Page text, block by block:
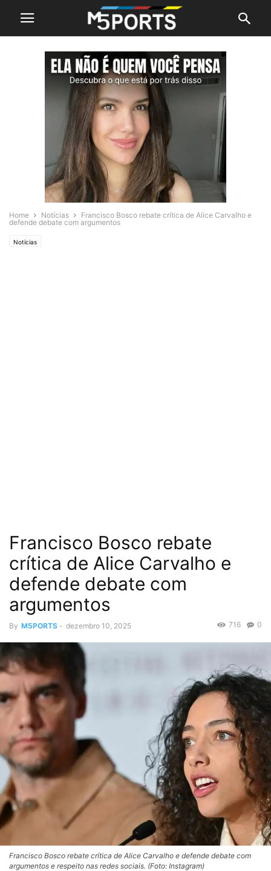
Home Notícias
Francisco Bosco rebate crítica de Alice Carvalho e
defende debate com argumentos
Notícias
Francisco Bosco rebate
crítica de Alice Carvalho e
defende debate com
argumentos
By M5PORTS - dezembro 10, 2025 0
716
Francisco Bosco rebate crítica de Alice Carvalho e defende debate com
argumentos e respeito nas redes sociais. (Foto: Instagram)